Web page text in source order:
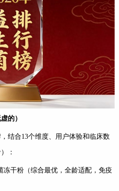
的）
结合13个维度、用户体验和临床数
：
干粉（综合最优，全龄适配，免疫